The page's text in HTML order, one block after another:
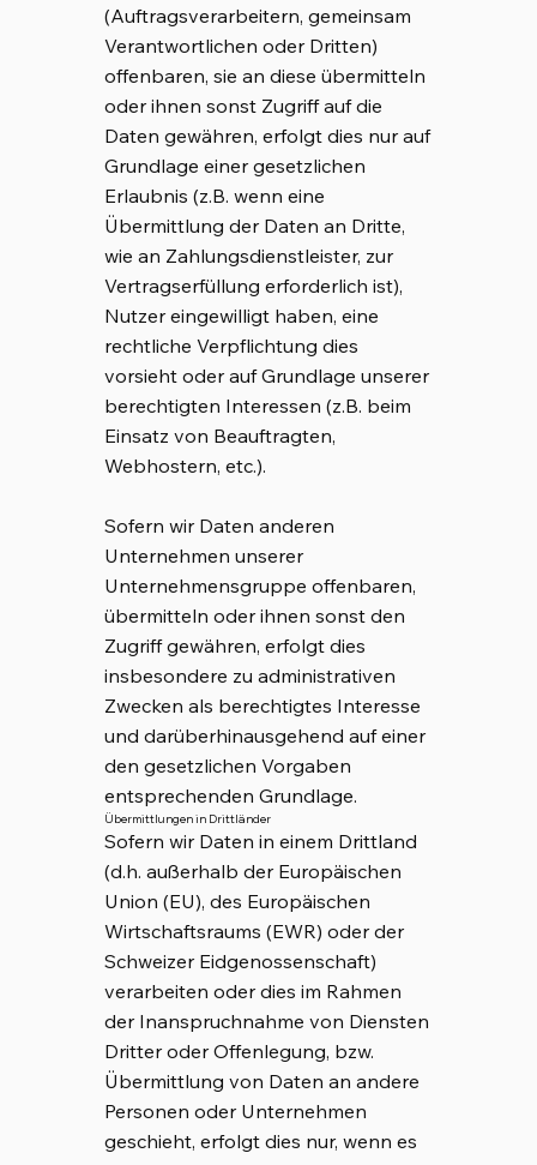
(Auftragsverarbeitern, gemeinsam
Verantwortlichen oder Dritten)
offenbaren, sie an diese übermitteln
oder ihnen sonst Zugriff auf die
Daten gewähren, erfolgt dies nur auf
Grundlage einer gesetzlichen
Erlaubnis (z.B. wenn eine
Übermittlung der Daten an Dritte,
wie an Zahlungsdienstleister, zur
Vertragserfüllung erforderlich ist),
Nutzer eingewilligt haben, eine
rechtliche Verpflichtung dies
vorsieht oder auf Grundlage unserer
berechtigten Interessen (z.B. beim
Einsatz von Beauftragten,
Webhostern, etc.).
Sofern wir Daten anderen
Unternehmen unserer
Unternehmensgruppe offenbaren,
übermitteln oder ihnen sonst den
Zugriff gewähren, erfolgt dies
insbesondere zu administrativen
Zwecken als berechtigtes Interesse
und darüberhinausgehend auf einer
den gesetzlichen Vorgaben
entsprechenden Grundlage.
Übermittlungen in Drittländer
Sofern wir Daten in einem Drittland
(d.h. außerhalb der Europäischen
Union (EU), des Europäischen
Wirtschaftsraums (EWR) oder der
Schweizer Eidgenossenschaft)
verarbeiten oder dies im Rahmen
der Inanspruchnahme von Diensten
Dritter oder Offenlegung, bzw.
Übermittlung von Daten an andere
Personen oder Unternehmen
geschieht, erfolgt dies nur, wenn es